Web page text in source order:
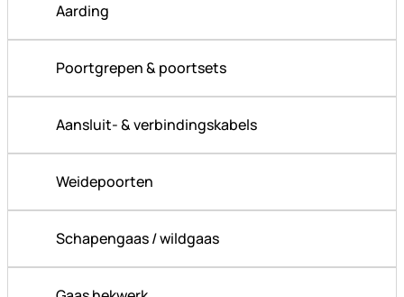
Aarding
Poortgrepen & poortsets
Aansluit- & verbindingskabels
Weidepoorten
Schapengaas / wildgaas